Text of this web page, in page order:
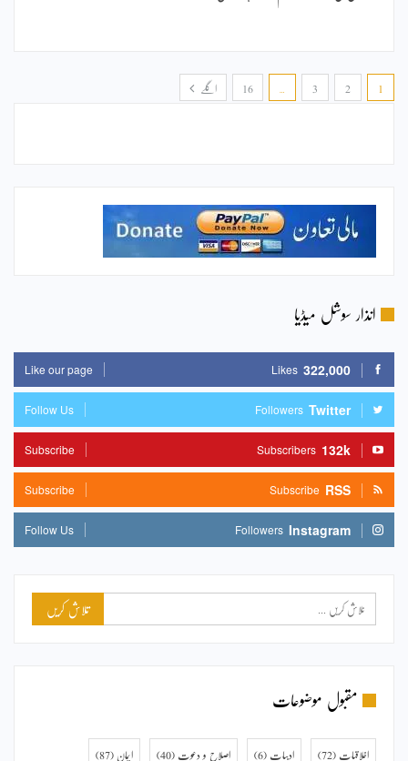
1
2
3
16 اگلے
انذار سوشل میڈیا
322,000
Likes
Like our page
Twitter
Followers
Follow Us
132k
Subscribers
Subscribe
RSS
Subscribe
Subscribe
Instagram
Followers
Follow Us
مقبول موضوعات
اخلاقیات (72) ادبیات (6) اصلاح و دعوت (40) ایمان (87)